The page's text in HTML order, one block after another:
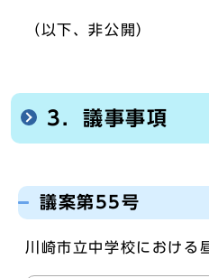
（以下、非公開）
3．議事事項
議案第55号
川崎市立中学校における